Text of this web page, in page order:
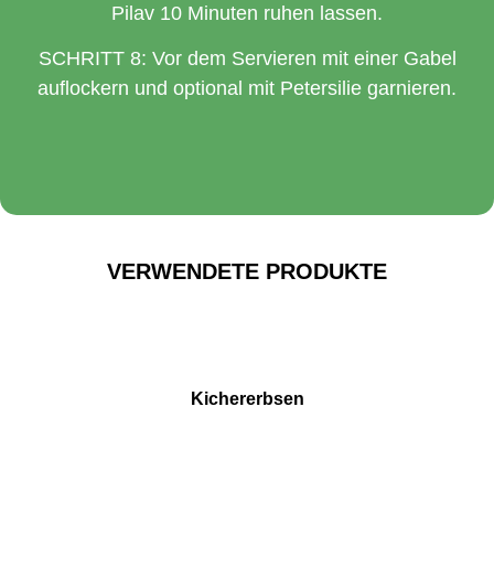
Pilav 10 Minuten ruhen lassen.
SCHRITT 8: Vor dem Servieren mit einer Gabel
auflockern und optional mit Petersilie garnieren.
VERWENDETE PRODUKTE
Kichererbsen